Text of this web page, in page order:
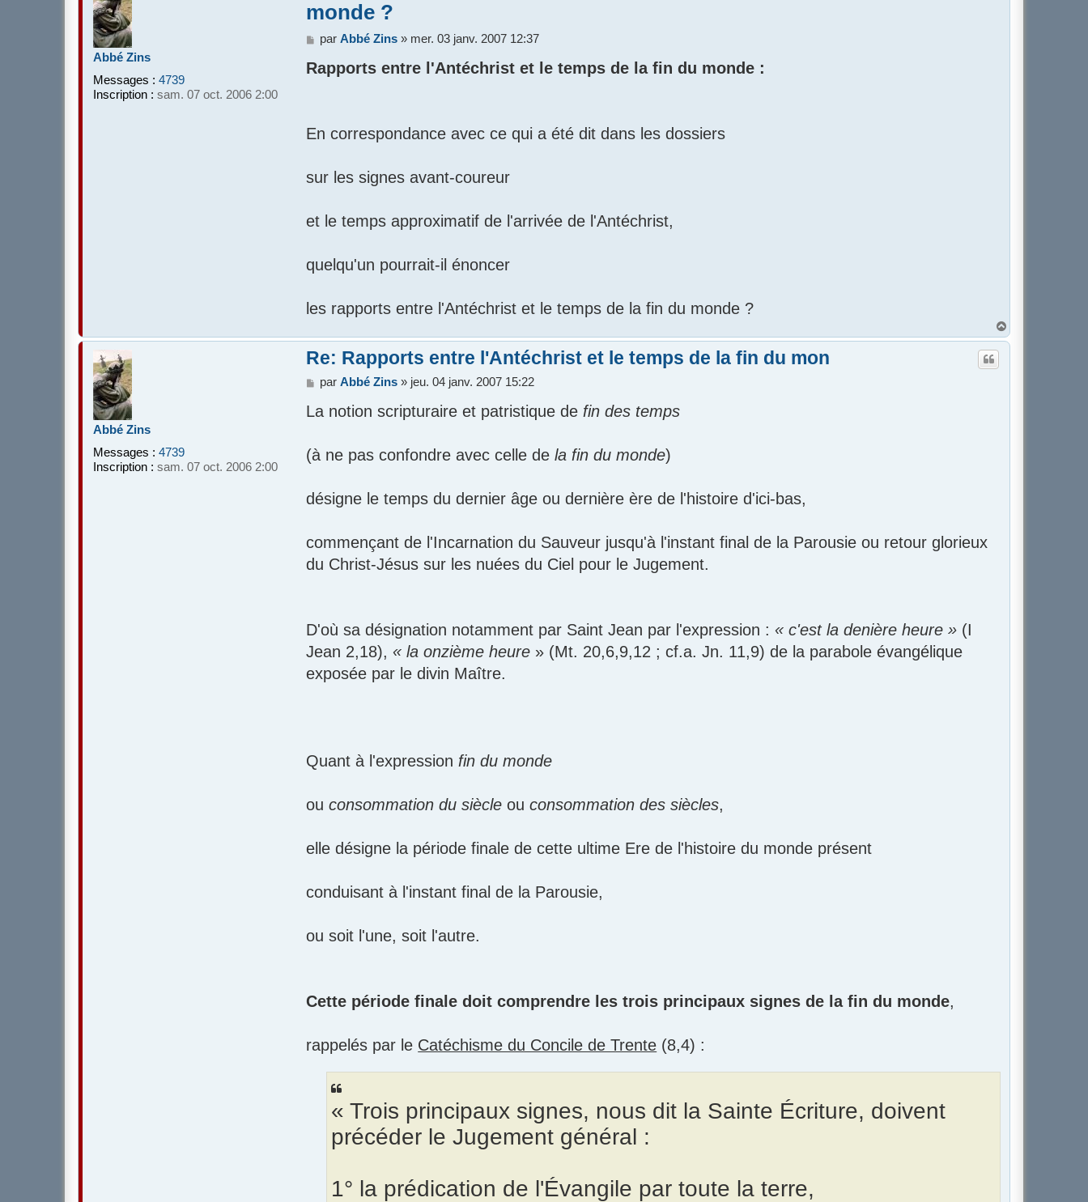
Abbé Zins
Messages : 4739
Inscription : sam. 07 oct. 2006 2:00
monde ?
M
s
parAbbé Zins » mer. 03 janv. 2007 12:37
Rapports entre l'Antéchrist et le temps de la fin du monde :
En correspondance avec ce qui a été dit dans les dossiers
sur les signes avant-coureur
et le temps approximatif de l'arrivée de l'Antéchrist,
quelqu'un pourrait-il énoncer
les rapports entre l'Antéchrist et le temps de la fin du monde ?
a
u
Abbé Zins
Messages : 4739
Inscription : sam. 07 oct. 2006 2:00
Re: Rapports entre l'Antéchrist et le temps de la fin du mon
M
s
g
parAbbé Zins » jeu. 04 janv. 2007 15:22
La notion scripturaire et patristique de fin des temps
(à ne pas confondre avec celle dela fin du monde)
désigne le temps du dernier âge ou dernière ère de l'histoire d'ici-bas,
commençant de l'Incarnation du Sauveur jusqu'à l'instant final de la Parousie ou retour glorieux
du Christ-Jésus sur les nuées du Ciel pour le Jugement.
D'où sa désignation notamment par Saint Jean par l'expression : « c'est la denière heure » (I
Jean 2,18), « la onzième heure » (Mt. 20,6,9,12 ; cf.a. Jn. 11,9) de la parabole évangélique
exposée par le divin Maître.
Quant à l'expression fin du monde
ouconsommation du siècle ouconsommation des siècles,
elle désigne la période finale de cette ultime Ere de l'histoire du monde présent
conduisant à l'instant final de la Parousie,
ou soit l'une, soit l'autre.
Cette période finale doit comprendre les trois principaux signes de la fin du monde,
rappelés par le Catéchisme du Concile de Trente (8,4) :
« Trois principaux signes, nous dit la Sainte Écriture, doivent
précéder le Jugement général :
1° la prédication de l'Évangile par toute la terre,